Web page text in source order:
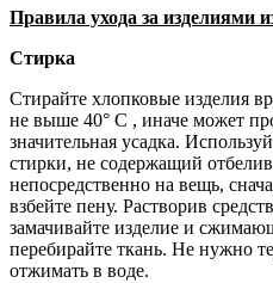
Правила ухода за изделиями
Стирка
Стирайте хлопковые изделия
не выше 40° С , иначе может
значительная усадка.
стирки, не содержащий
непосредственно на вещь,
взбейте пену. Растворив
замачивайте изделие и
перебирайте ткань. Не нужно
отжимать в воде.